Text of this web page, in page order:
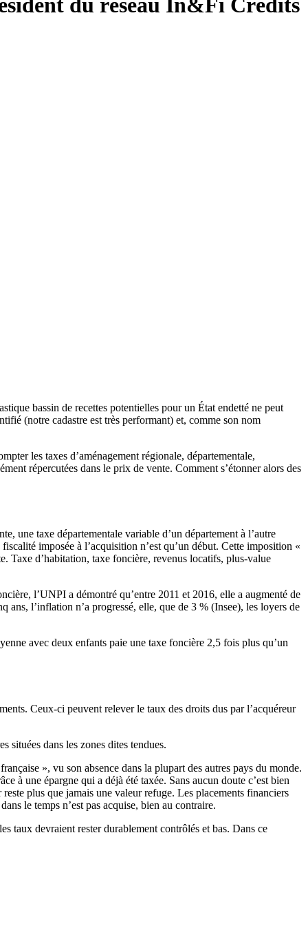
du réseau In&Fi Crédits
bassin de recettes potentielles pour un État endetté ne peut
(notre cadastre est très performant) et, comme son nom
les taxes d’aménagement régionale, départementale,
répercutées dans le prix de vente. Comment s’étonner alors des
une taxe départementale variable d’un département à l’autre
imposée à l’acquisition n’est qu’un début. Cette imposition «
Taxe d’habitation, taxe foncière, revenus locatifs, plus-value
l’UNPI a démontré qu’entre 2011 et 2016, elle a augmenté de
l’inflation n’a progressé, elle, que de 3 % (Insee), les loyers de
avec deux enfants paie une taxe foncière 2,5 fois plus qu’un
Ceux-ci peuvent relever le taux des droits dus par l’acquéreur
situées dans les zones dites tendues.
», vu son absence dans la plupart des autres pays du monde.
à une épargne qui a déjà été taxée. Sans aucun doute c’est bien
plus que jamais une valeur refuge. Les placements financiers
le temps n’est pas acquise, bien au contraire.
taux devraient rester durablement contrôlés et bas. Dans ce